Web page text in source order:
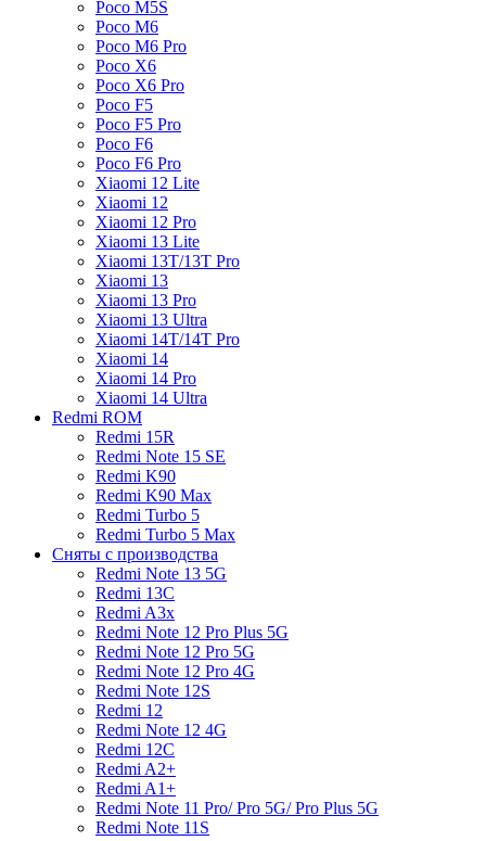
Poco M5S
Poco M6
Poco M6 Pro
Poco X6
Poco X6 Pro
Poco F5
Poco F5 Pro
Poco F6
Poco F6 Pro
Xiaomi 12 Lite
Xiaomi 12
Xiaomi 12 Pro
Xiaomi 13 Lite
Xiaomi 13T/13T Pro
Xiaomi 13
Xiaomi 13 Pro
Xiaomi 13 Ultra
Xiaomi 14T/14T Pro
Xiaomi 14
Xiaomi 14 Pro
Xiaomi 14 Ultra
Redmi ROM
Redmi 15R
Redmi Note 15 SE
Redmi K90
Redmi K90 Max
Redmi Turbo 5
Redmi Turbo 5 Max
Сняты с производства
Redmi Note 13 5G
Redmi 13C
Redmi A3x
Redmi Note 12 Pro Plus 5G
Redmi Note 12 Pro 5G
Redmi Note 12 Pro 4G
Redmi Note 12S
Redmi 12
Redmi Note 12 4G
Redmi 12C
Redmi A2+
Redmi A1+
Redmi Note 11 Pro/ Pro 5G/ Pro Plus 5G
Redmi Note 11S